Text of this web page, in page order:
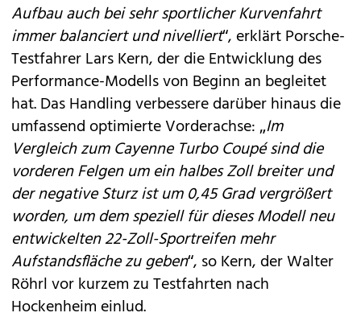
Aufbau auch bei sehr sportlicher Kurvenfahrt
immer balanciert und nivelliert“, erklärt Porsche-
Testfahrer Lars Kern, der die Entwicklung des
Performance-Modells von Beginn an begleitet
hat. Das Handling verbessere darüber hinaus die
umfassend optimierte Vorderachse: „Im
Vergleich zum Cayenne Turbo Coupé sind die
vorderen Felgen um ein halbes Zoll breiter und
der negative Sturz ist um 0,45 Grad vergrößert
worden, um dem speziell für dieses Modell neu
entwickelten 22-Zoll-Sportreifen mehr
Aufstandsfläche zu geben“, so Kern, der Walter
Röhrl vor kurzem zu Testfahrten nach
Hockenheim einlud.